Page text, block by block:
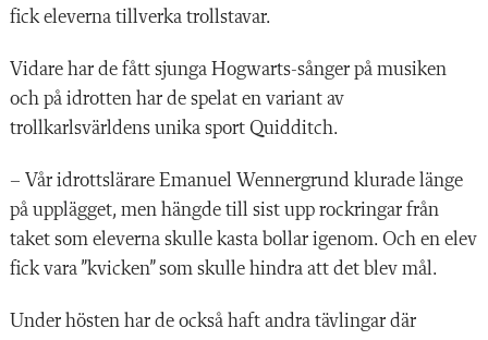
fick eleverna tillverka trollstavar.
Vidare har de fått sjunga Hogwarts-sånger på musiken
och på idrotten har de spelat en variant av
trollkarlsvärldens unika sport Quidditch.
– Vår idrottslärare Emanuel Wennergrund klurade länge
på upplägget, men hängde till sist upp rockringar från
taket som eleverna skulle kasta bollar igenom. Och en elev
fick vara ”kvicken” som skulle hindra att det blev mål.
Under hösten har de också haft andra tävlingar där